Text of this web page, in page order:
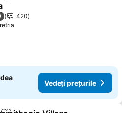
prețurile
420
Vedeți prețurile